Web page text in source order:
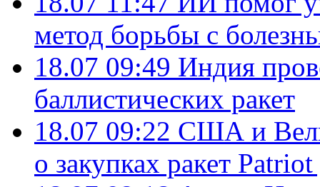
метод борьбы с
18.07 09:49 Индия
баллистических ракет
18.07 09:22 США и
о закупках ракет